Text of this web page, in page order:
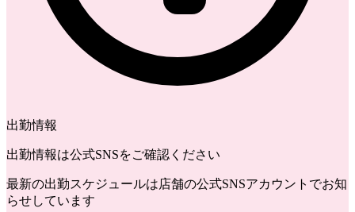
出勤情報
出勤情報は公式SNSをご確認ください
最新の出勤スケジュールは店舗の公式SNSアカウントでお知
らせしています